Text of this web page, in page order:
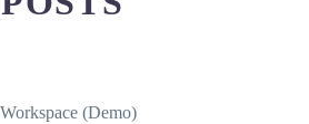
(Demo)